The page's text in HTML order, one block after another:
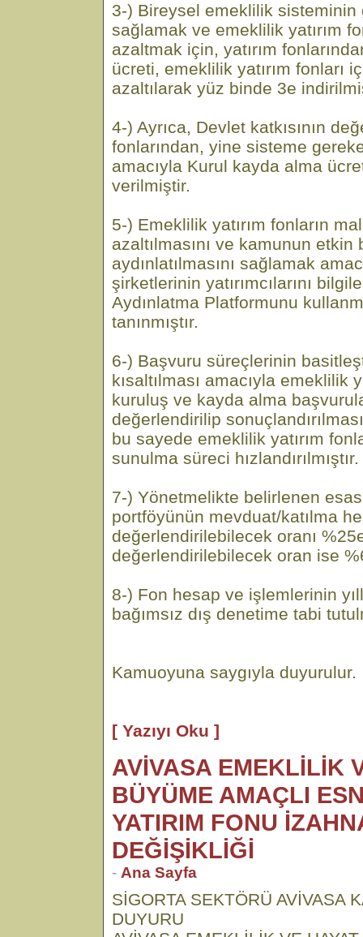
3-) Bireysel emeklilik sisteminin
sağlamak ve emeklilik yatırım
azaltmak için, yatırım
ücreti, emeklilik yatırım fonları
azaltılarak yüz binde 3e
4-) Ayrıca, Devlet katkısının
fonlarından, yine sisteme
amacıyla Kurul kayda alma
verilmiştir.
5-) Emeklilik yatırım fonların
azaltılmasını ve kamunun etkin
aydınlatılmasını sağlamak
şirketlerinin yatırımcılarını
Aydınlatma Platformunu
tanınmıştır.
6-) Başvuru süreçlerinin
kısaltılması amacıyla emeklilik
kuruluş ve kayda alma
değerlendirilip
bu sayede emeklilik yatırım
sunulma süreci hızlandırılmıştır.
7-) Yönetmelikte belirlenen
portföyünün mevduat/katılma
değerlendirilebilecek oranı
değerlendirilebilecek oran ise
8-) Fon hesap ve işlemlerinin
bağımsız dış denetime tabi
Kamuoyuna saygıyla duyurulur.
[ Yazıyı Oku ]
AVİVASA EMEKLİLİK
BÜYÜME AMAÇLI
YATIRIM FONU
DEĞİŞİKLİĞİ
- Ana Sayfa
SİGORTA SEKTÖRÜ AVİVASA
DUYURU